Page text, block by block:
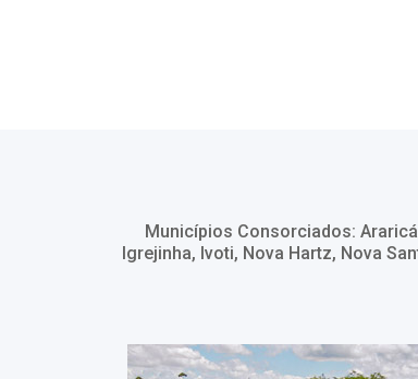
Municípios Consorciados:
Igrejinha, Ivoti, Nova Hartz, Nova